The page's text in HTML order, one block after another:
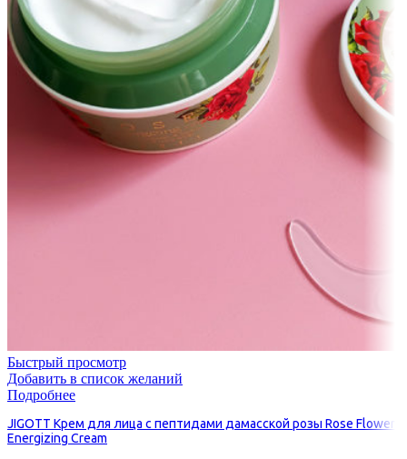
Быстрый просмотр
Добавить в список желаний
Подробнее
JIGOTT Крем для лица с пептидами дамасской розы Rose Flower
Energizing Cream